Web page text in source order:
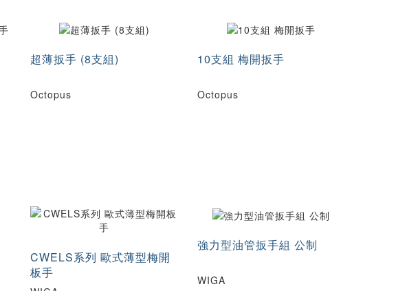
超薄扳手 (8支組)
Octopus
10支組 梅開扳手
Octopus
CWELS系列 歐式薄型梅開
板手
強力型油管扳手組 公制
WIGA